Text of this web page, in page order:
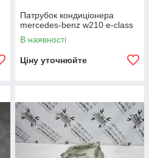
Патрубок кондиціонера
mercedes-benz w210 e-class
В наявності
Ціну уточнюйте